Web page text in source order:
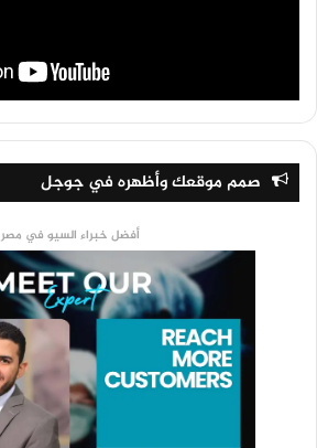
صمم موقعك وأظهره في جوجل
أفضل خبراء السيو في مصر